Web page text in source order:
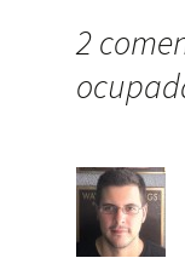
2